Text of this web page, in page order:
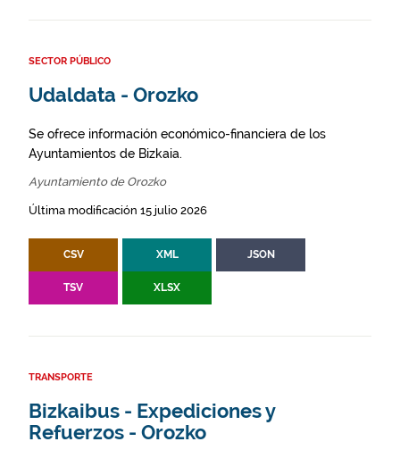
SECTOR PÚBLICO
Udaldata - Orozko
Se ofrece información económico-financiera de los
Ayuntamientos de Bizkaia.
Ayuntamiento de Orozko
Última modificación 15 julio 2026
CSV XML JSON
TSV XLSX
TRANSPORTE
Bizkaibus - Expediciones y
Refuerzos - Orozko